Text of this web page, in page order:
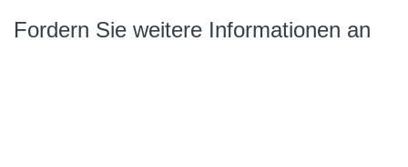
Fordern Sie weitere Informationen an